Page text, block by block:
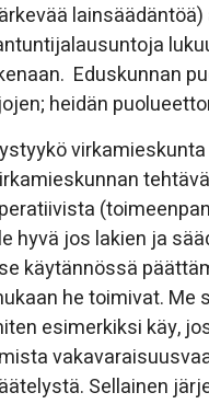
Eduskunnan
heidän
hyvä jos lakien ja
käytännössä
he toimivat. Me
esimerkiksi käy,
Sellainen